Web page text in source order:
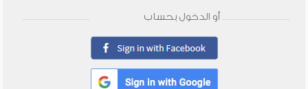
أو الدخول بحساب